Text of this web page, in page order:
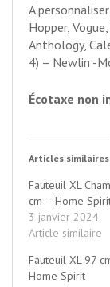
A
Hopper,
Anthology,
4) – Newlin -
Écotaxe non
Articles similaires
Fauteuil XL
cm – Home
3 janvier 2024
Article similaire
Fauteuil XL 97
Home Spirit